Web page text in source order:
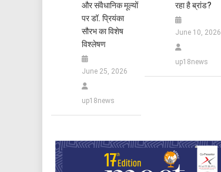
और संवैधानिक मूल्यों
पर डॉ. प्रियंका
सौरभ का विशेष
विश्लेषण
June 25, 2026
up18news
रहा है ब्रांड?
June 10, 2026
up18news